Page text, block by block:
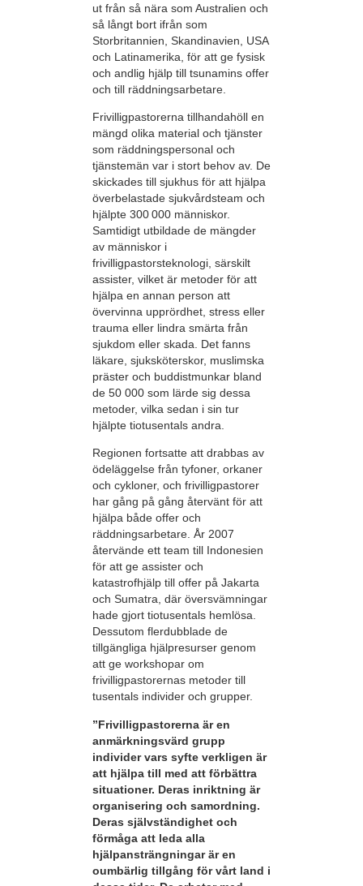
ut från så nära som Australien och
så långt bort ifrån som
Storbritannien, Skandinavien, USA
och Latinamerika, för att ge fysisk
och andlig hjälp till tsunamins offer
och till räddningsarbetare.
Frivilligpastorerna tillhandahöll en
mängd olika material och tjänster
som räddningspersonal och
tjänstemän var i stort behov av. De
skickades till sjukhus för att hjälpa
överbelastade sjukvårdsteam och
hjälpte 300 000 människor.
Samtidigt utbildade de mängder
av människor i
frivilligpastorsteknologi, särskilt
assister, vilket är metoder för att
hjälpa en annan person att
övervinna upprördhet, stress eller
trauma eller lindra smärta från
sjukdom eller skada. Det fanns
läkare, sjuksköterskor, muslimska
präster och buddistmunkar bland
de 50 000 som lärde sig dessa
metoder, vilka sedan i sin tur
hjälpte tiotusentals andra.
Regionen fortsatte att drabbas av
ödeläggelse från tyfoner, orkaner
och cykloner, och frivilligpastorer
har gång på gång återvänt för att
hjälpa både offer och
räddningsarbetare. År 2007
återvände ett team till Indonesien
för att ge assister och
katastrofhjälp till offer på Jakarta
och Sumatra, där översvämningar
hade gjort tiotusentals hemlösa.
Dessutom flerdubblade de
tillgängliga hjälpresurser genom
att ge workshopar om
frivilligpastorernas metoder till
tusentals individer och grupper.
”Frivilligpastorerna är en
anmärkningsvärd grupp
individer vars syfte verkligen är
att hjälpa till med att förbättra
situationer. Deras inriktning är
organisering och samordning.
Deras självständighet och
förmåga att leda alla
hjälpansträngningar är en
oumbärlig tillgång för vårt land i